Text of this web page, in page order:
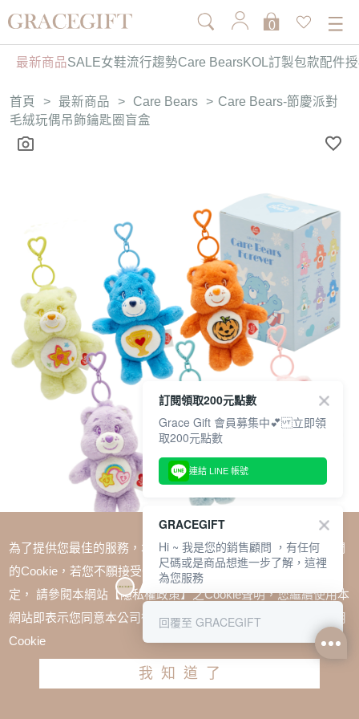
0
最新商品SALE女鞋流行趨勢Care BearsKOL訂製包款配件
首頁 > 最新商品 > Care Bears > Care Bears-節慶派對
毛絨玩偶吊飾鑰匙圈盲盒
Care Bears-節慶派對毛絨玩偶吊飾鑰匙圈盲盒
為了提供您最佳的服務，本網站會在您的電腦中放置並取用我們
的Cookie，若您不願接受Cookie時應如何變更電腦的Cookie設
定， 請參閱本網站【隱私權政策】之Cookie聲明，您繼續使用本
網站即表示您同意本公司得按本網站使用條款之Cookie聲明使用
Cookie
我知道了
訂閱領取200元點數
Grace Gift 會員募集中💕 立即領
取200元點數
連結 LINE 帳號
GRACEGIFT
Hi ~ 我是您的銷售顧問 ，有任何
尺碼或是商品想進一步了解，這裡
為您服務
回覆至 GRACEGIFT